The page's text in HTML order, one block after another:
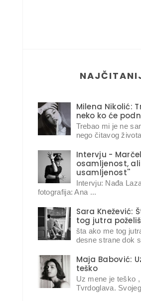
Milena Nikolić:
neko ko će
Trebao mi je ne
nego čitavog
Intervju -
osamljenost,
usamljenost''
Intervju: Nađa
fotografija: Ana ...
Sara Knežević:
tog jutra poželiš
šta ako me tog
desne strane dok
Maja Babović:
teško
Uz mene je teško
Tvrdoglava.